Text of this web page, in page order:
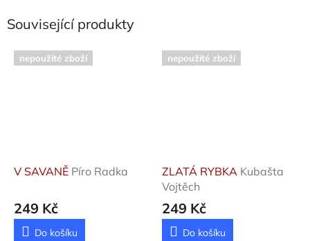
Související produkty
nepoužité zboží
V SAVANĚ Píro Radka
249 Kč
Do košíku
nepoužité zboží
ZLATÁ RYBKA Kubašta
Vojtěch
249 Kč
Do košíku